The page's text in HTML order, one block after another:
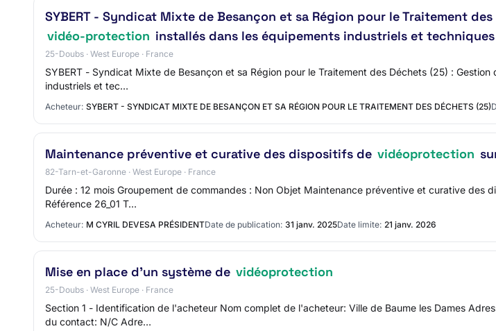
SYBERT - Syndicat Mixte de Besançon et sa Région pour le Traitement
vidéo-protection installés dans les équipements industriels et techniques
25-Doubs · West Europe · France
SYBERT - Syndicat Mixte de Besançon et sa Région pour le Traitement des Déchets (25) :
industriels et tec…
Acheteur: SYBERT - SYNDICAT MIXTE DE BESANÇON ET SA RÉGION POUR LE TRAITEMENT DES DÉCHETS (25)
Maintenance préventive et curative des dispositifs de vidéoprotection
82-Tarn-et-Garonne · West Europe · France
Durée : 12 mois Groupement de commandes : Non Objet Maintenance préventive et curative
Référence 26_01 T…
Acheteur: M CYRIL DEVESA PRÉSIDENTDate de publication: 31 janv. 2025Date limite: 21 janv. 2026
Mise en place d'un système de vidéoprotection
25-Doubs · West Europe · France
Section 1 - Identification de l'acheteur Nom complet de l'acheteur: Ville de Baume les Dames
du contact: N/C Adre…